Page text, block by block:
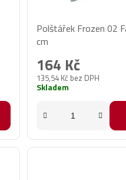
Polštářek Frozen 02
cm
135,54 Kč bez DPH
164 Kč
Skladem